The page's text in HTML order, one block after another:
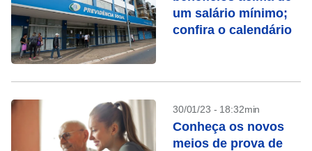
um salário mínimo;
confira o calendário
30/01/23 - 18:32min
Conheça os novos
meios de prova de